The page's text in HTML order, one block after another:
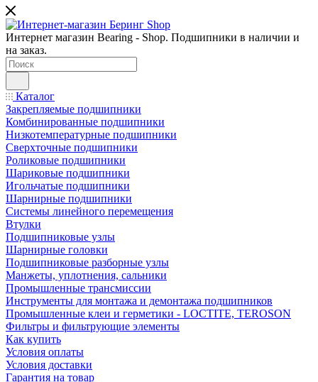
Интернет магазин Bearing - Shop. Подшипники в наличии и
на заказ.
Каталог
Закрепляемые подшипники
Комбинированные подшипники
Низкотемпературные подшипники
Сверхточные подшипники
Роликовые подшипники
Шариковые подшипники
Игольчатые подшипники
Шарнирные подшипники
Системы линейного перемещения
Втулки
Подшипниковые узлы
Шарнирные головки
Подшипниковые разборные узлы
Манжеты, уплотнения, сальники
Промышленные трансмиссии
Инструменты для монтажа и демонтажа подшипников
Промышленные клеи и герметики - LOCTITE, TEROSON
Фильтры и фильтрующие элементы
Как купить
Условия оплаты
Условия доставки
Гарантия на товар